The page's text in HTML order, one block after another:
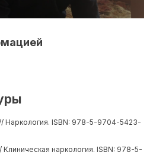
Наркология. ISBN: 978-5-9704-5423-
наркология. ISBN: 978-5-